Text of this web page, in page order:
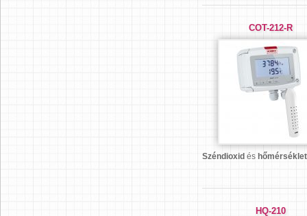
COT-212-R
Széndioxid és hőmérséklet
HQ-210